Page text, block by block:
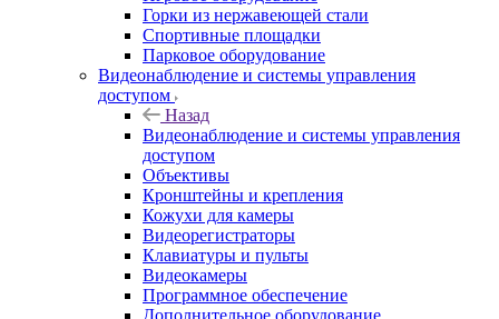
Горки из нержавеющей стали
Спортивные площадки
Парковое оборудование
Видеонаблюдение и системы управления
доступом
Назад
Видеонаблюдение и системы управления
доступом
Объективы
Кронштейны и крепления
Кожухи для камеры
Видеорегистраторы
Клавиатуры и пульты
Видеокамеры
Программное обеспечение
Дополнительное оборудование